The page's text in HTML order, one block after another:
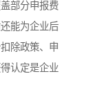
部分申报费
能为企业后
除政策、申
认定是企业